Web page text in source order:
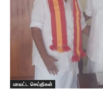
மாவட்ட செய்திகள்